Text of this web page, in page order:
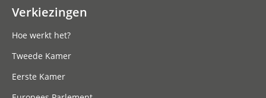
Verkiezingen
Hoe werkt het?
Tweede Kamer
Eerste Kamer